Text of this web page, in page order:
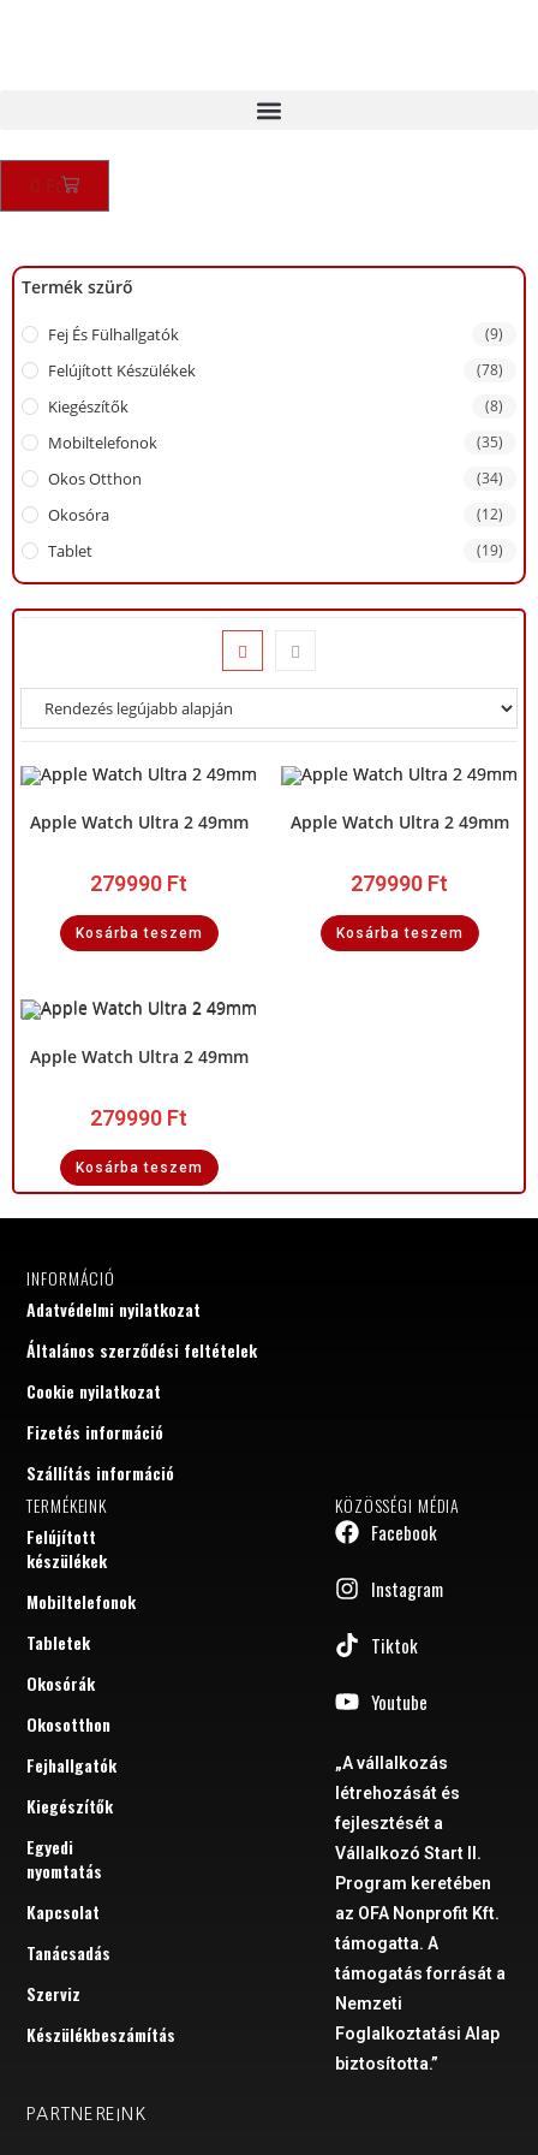
0 Ft
Termék szürő
Fej És Fülhallgatók (9)
Felújított Készülékek (78)
Kiegészítők (8)
Mobiltelefonok (35)
Okos Otthon (34)
Okosóra (12)
Tablet (19)
Apple Watch Ultra 2 49mm
279990 Ft
Kosárba teszem
Apple Watch Ultra 2 49mm
279990 Ft
Kosárba teszem
Apple Watch Ultra 2 49mm
279990 Ft
Kosárba teszem
INFORMÁCIÓ
Adatvédelmi nyilatkozat
Általános szerződési feltételek
Cookie nyilatkozat
Fizetés információ
Szállítás információ
TERMÉKEINK
Felújított
készülékek
Mobiltelefonok
Tabletek
Okosórák
Okosotthon
Fejhallgatók
Kiegészítők
Egyedi
nyomtatás
Kapcsolat
Tanácsadás
Szerviz
Készülékbeszámítás
KÖZÖSSÉGI MÉDIA
Facebook
Instagram
Tiktok
Youtube
„A vállalkozás
létrehozását és
fejlesztését a
Vállalkozó Start II.
Program keretében
az OFA Nonprofit Kft.
támogatta. A
támogatás forrását a
Nemzeti
Foglalkoztatási Alap
biztosította.”
PARTNEREINK